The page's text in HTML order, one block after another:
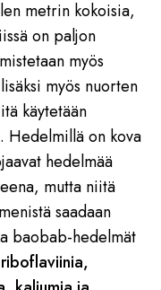
metrin kokoisia,
on paljon
myös
myös nuorten
käytetään
Hedelmillä on kova
hedelmää
mutta niitä
saadaan
baobab-hedelmät